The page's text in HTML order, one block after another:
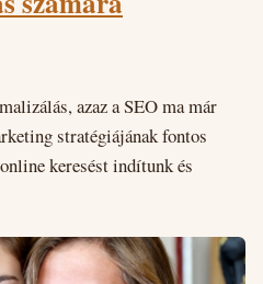
azaz a SEO ma már
stratégiájának fontos
keresést indítunk és